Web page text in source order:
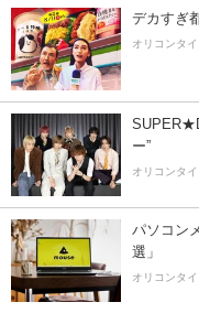
デカすぎ
オリコンタ
ー”
オリコンタ
パソコン
選」
オリコンタ